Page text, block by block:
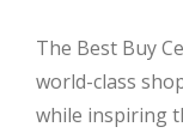
The Best Buy
world-class
while inspiring